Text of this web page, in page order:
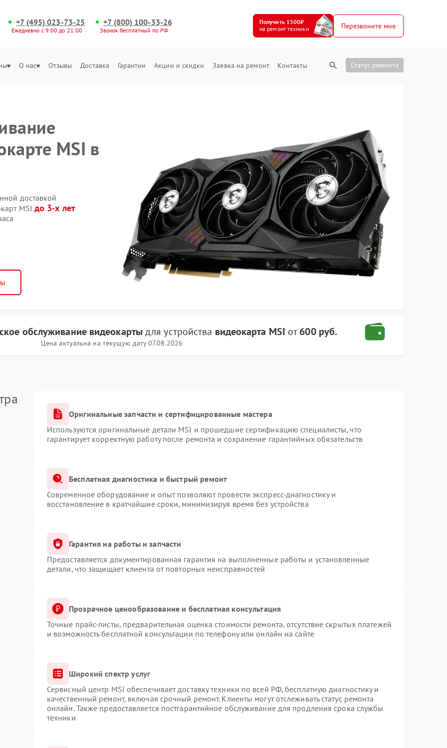
+7 (495) 023-73-25
Ежедневно с 9:00 до 21:00
+7 (800) 100-33-26
Звонок бесплатный по РФ
Получить 1500₽
на ремонт техники
Перезвоните мне
О нас Отзывы Доставка Гарантии Акции и скидки Заявка на ремонт Контакты Статус ремонта
MSI в
доставкой
MSI до 3-х лет
обслуживание видеокарты для устройства видеокарта MSI от600 руб.
Цена актуальна на текущую дату 07.08.2026
Оригинальные запчасти и сертифицированные мастера
Используются оригинальные детали MSI и прошедшие сертификацию специалисты, что
гарантирует корректную работу после ремонта и сохранение гарантийных обязательств
Бесплатная диагностика и быстрый ремонт
Современное оборудование и опыт позволяют провести экспресс-диагностику и
восстановление в кратчайшие сроки, минимизируя время без устройства
Гарантия на работы и запчасти
Предоставляется документированная гарантия на выполненные работы и установленные
детали, что защищает клиента от повторных неисправностей
Прозрачное ценообразование и бесплатная консультация
Точные прайс-листы, предварительная оценка стоимости ремонта, отсутствие скрытых платежей
и возможность бесплатной консультации по телефону или онлайн на сайте
Широкий спектр услуг
Сервисный центр MSI обеспечивает доставку техники по всей РФ, бесплатную диагностику и
качественный ремонт, включая срочный ремонт. Клиенты могут отслеживать статус ремонта
онлайн. Также предоставляется постгарантийное обслуживание для продления срока службы
техники